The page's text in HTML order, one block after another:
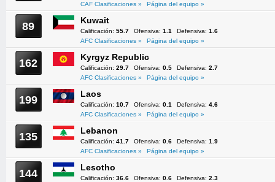
CAF Clasificaciones »
Página del equipo »
89 Kuwait
Calificación: 55.7 Ofensiva: 1.1 Defensiva: 1.6
AFC Clasificaciones »
Página del equipo »
162 Kyrgyz Republic
Calificación: 29.7 Ofensiva: 0.5 Defensiva: 2.7
AFC Clasificaciones »
Página del equipo »
199 Laos
Calificación: 10.7 Ofensiva: 0.1 Defensiva: 4.6
AFC Clasificaciones »
Página del equipo »
135 Lebanon
Calificación: 41.7 Ofensiva: 0.6 Defensiva: 1.9
AFC Clasificaciones »
Página del equipo »
144 Lesotho
Calificación: 36.6 Ofensiva: 0.6 Defensiva: 2.3